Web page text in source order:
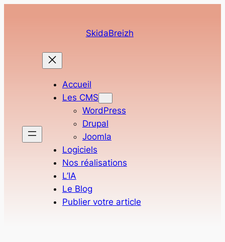
SkidaBreizh
Accueil
Les CMS
WordPress
Drupal
Joomla
Logiciels
Nos réalisations
L’IA
Le Blog
Publier votre article